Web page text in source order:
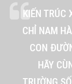
KIẾN TRÚC
CHỈ NAM
CON
HÃY